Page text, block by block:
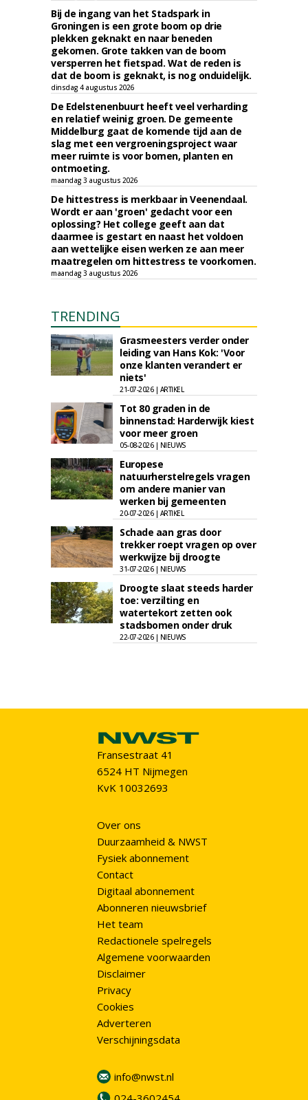
Bij de ingang van het Stadspark in
Groningen is een grote boom op drie
plekken geknakt en naar beneden
gekomen. Grote takken van de boom
versperren het fietspad. Wat de reden is
dat de boom is geknakt, is nog onduidelijk.
dinsdag 4 augustus 2026
De Edelstenenbuurt heeft veel verharding
en relatief weinig groen. De gemeente
Middelburg gaat de komende tijd aan de
slag met een vergroeningsproject waar
meer ruimte is voor bomen, planten en
ontmoeting.
maandag 3 augustus 2026
De hittestress is merkbaar in Veenendaal.
Wordt er aan 'groen' gedacht voor een
oplossing? Het college geeft aan dat
daarmee is gestart en naast het voldoen
aan wettelijke eisen werken ze aan meer
maatregelen om hittestress te voorkomen.
maandag 3 augustus 2026
TRENDING
Grasmeesters verder onder
leiding van Hans Kok: 'Voor
onze klanten verandert er
niets'
21-07-2026 | ARTIKEL
Tot 80 graden in de
binnenstad: Harderwijk kiest
voor meer groen
05-08-2026 | NIEUWS
Europese
natuurherstelregels vragen
om andere manier van
werken bij gemeenten
20-07-2026 | ARTIKEL
Schade aan gras door
trekker roept vragen op over
werkwijze bij droogte
31-07-2026 | NIEUWS
Droogte slaat steeds harder
toe: verzilting en
watertekort zetten ook
stadsbomen onder druk
22-07-2026 | NIEUWS
Fransestraat 41
6524 HT Nijmegen
KvK 10032693
Over ons
Duurzaamheid & NWST
Fysiek abonnement
Contact
Digitaal abonnement
Abonneren nieuwsbrief
Het team
Redactionele spelregels
Algemene voorwaarden
Disclaimer
Privacy
Cookies
Adverteren
Verschijningsdata
info@nwst.nl